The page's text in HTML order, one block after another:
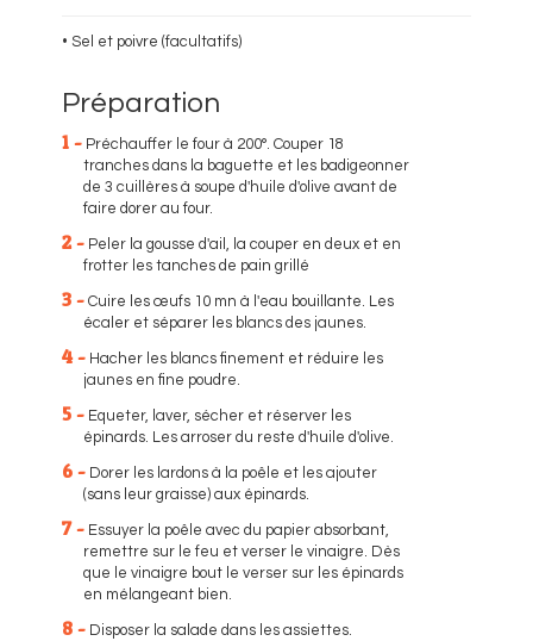
• Sel et poivre (facultatifs)
Préparation
1 - Préchauffer le four à 200°. Couper 18
tranches dans la baguette et les badigeonner
de 3 cuillères à soupe d'huile d'olive avant de
faire dorer au four.
2 - Peler la gousse d'ail, la couper en deux et en
frotter les tanches de pain grillé
3 - Cuire les œufs 10 mn à l'eau bouillante. Les
écaler et séparer les blancs des jaunes.
4 - Hacher les blancs finement et réduire les
jaunes en fine poudre.
5 - Equeter, laver, sécher et réserver les
épinards. Les arroser du reste d'huile d'olive.
6 - Dorer les lardons à la poêle et les ajouter
(sans leur graisse) aux épinards.
7 - Essuyer la poêle avec du papier absorbant,
remettre sur le feu et verser le vinaigre. Dès
que le vinaigre bout le verser sur les épinards
en mélangeant bien.
8 - Disposer la salade dans les assiettes.